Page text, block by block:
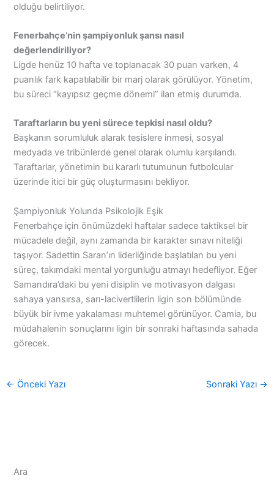
olduğu belirtiliyor.
Fenerbahçe’nin şampiyonluk şansı nasıl
değerlendiriliyor?
Ligde henüz 10 hafta ve toplanacak 30 puan varken, 4
puanlık fark kapatılabilir bir marj olarak görülüyor. Yönetim,
bu süreci “kayıpsız geçme dönemi” ilan etmiş durumda.
Taraftarların bu yeni sürece tepkisi nasıl oldu?
Başkanın sorumluluk alarak tesislere inmesi, sosyal
medyada ve tribünlerde genel olarak olumlu karşılandı.
Taraftarlar, yönetimin bu kararlı tutumunun futbolcular
üzerinde itici bir güç oluşturmasını bekliyor.
Şampiyonluk Yolunda Psikolojik Eşik
Fenerbahçe için önümüzdeki haftalar sadece taktiksel bir
mücadele değil, aynı zamanda bir karakter sınavı niteliği
taşıyor. Sadettin Saran’ın liderliğinde başlatılan bu yeni
süreç, takımdaki mental yorgunluğu atmayı hedefliyor. Eğer
Samandıra’daki bu yeni disiplin ve motivasyon dalgası
sahaya yansırsa, sarı-lacivertlilerin ligin son bölümünde
büyük bir ivme yakalaması muhtemel görünüyor. Camia, bu
müdahalenin sonuçlarını ligin bir sonraki haftasında sahada
görecek.
← Önceki Yazı Sonraki Yazı →
Ara